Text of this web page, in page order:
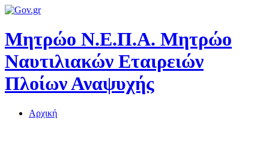
Μητρώο Ν.Ε.Π.Α. Μητρώο
Ναυτιλιακών Εταιρειών
Πλοίων Αναψυχής
Αρχική